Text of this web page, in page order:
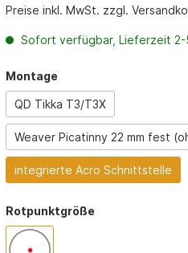
Munition
Munition
Preise inkl. MwSt. zzgl.
Sofort verfügbar, Lieferzeit 2-
Montage
QD Tikka T3/T3X
Weaver Picatinny 22 mm fest
integrierte Acro Schnittstelle
Rotpunktgröße